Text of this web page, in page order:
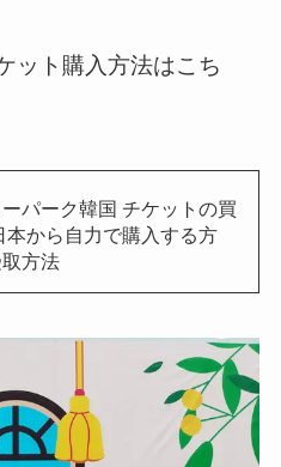
ット購入方法はこち
パーク韓国 チケットの買
本から自力で購入する方
方法